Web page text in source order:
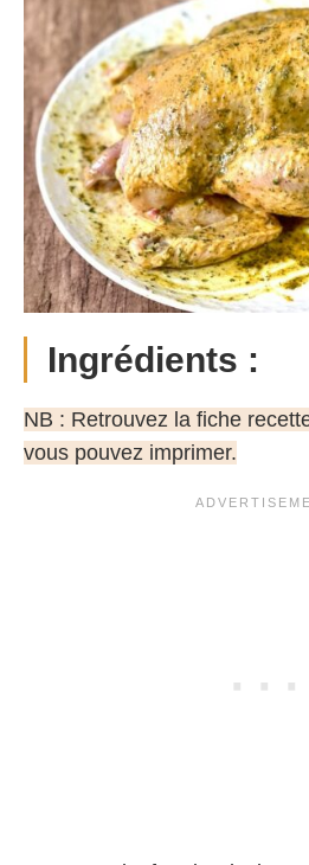
Ingrédients :
NB : Retrouvez la fiche
vous pouvez imprimer.